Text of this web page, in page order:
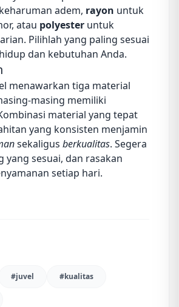
adem, rayon untuk
atau polyester untuk
Pilihlah yang paling sesuai
dan kebutuhan Anda.
menawarkan tiga material
memiliki
material yang tepat
yang konsisten menjamin
sekaligus berkualitas. Segera
yang sesuai, dan rasakan
setiap hari.
#juvel #kualitas